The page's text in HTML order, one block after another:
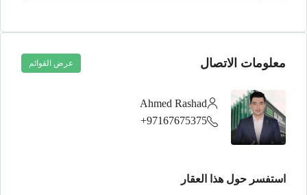
معلومات الاتصال عرض القوائم
Ahmed Rashad
97167675375+
استفسر حول هذا العقار